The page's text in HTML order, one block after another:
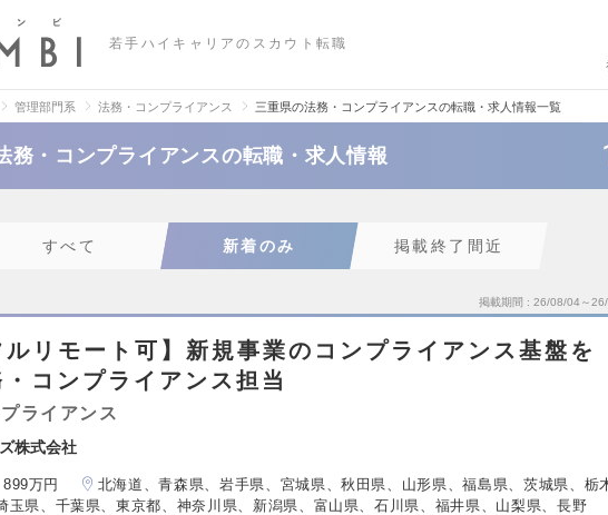
若手ハイキャリアのスカウト転職
管理部門系 法務・コンプライアンス 三重県の法務・コンプライアンスの転職・求人情報一覧
務・コンプライアンスの転職・求人情報
すべて 新着のみ 掲載終了間近
掲載期間 26/08/04～
ルリモート可】新規事業のコンプライアンス基盤を
コンプライアンス担当
ライアンス
株式会社
万円
北海道、青森県、岩手県、宮城県、秋田県、山形県、福島県、茨城県、栃
玉県、千葉県、東京都、神奈川県、新潟県、富山県、石川県、福井県、山梨県、長野